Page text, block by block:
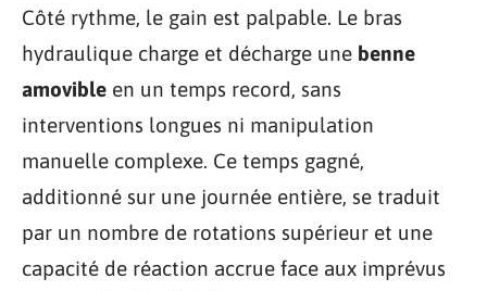
Côté rythme, le gain est palpable. Le bras
hydraulique charge et décharge une benne
amovible en un temps record, sans
interventions longues ni manipulation
manuelle complexe. Ce temps gagné,
additionné sur une journée entière, se traduit
par un nombre de rotations supérieur et une
capacité de réaction accrue face aux imprévus